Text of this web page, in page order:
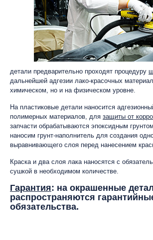
детали предварительно проходят процедуру
дальнейшей адгезии лако-красочных
химическом, но и на физическом уровне.
На пластиковые детали наносится
полимерных материалов, для защиты от
запчасти обрабатываются эпоксидным
наносим грунт-наполнитель для создания
выравнивающего слоя перед нанесением
Краска и два слоя лака наносятся с
сушкой в необходимом количестве.
Гарантия: на окрашенные
распространяются
обязательства.